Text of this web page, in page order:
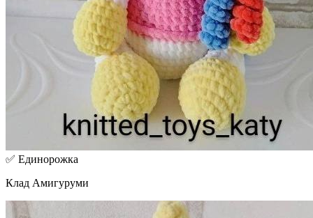
✅ Единорожка
Клад Амигуруми